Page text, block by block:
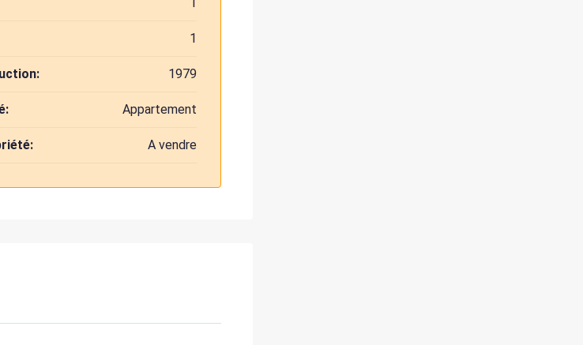
1
1979
Appartement
A vendre